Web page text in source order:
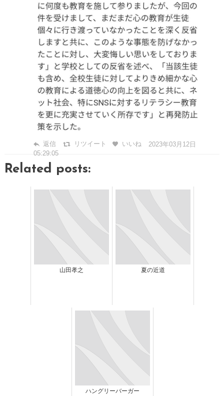
返信 リツイート いいね
2023年03月12日
05:29:05
Related posts:
山田孝之 夏の近道
ハングリーバーガー